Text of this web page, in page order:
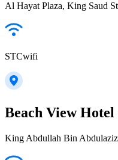
Al Hayat Plaza, King Saud
STCwifi
King Abdullah Bin